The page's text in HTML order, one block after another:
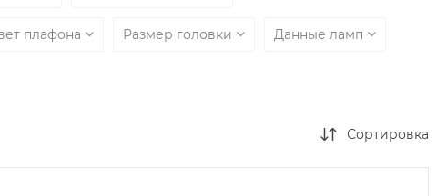
плафона Размер головки Данные ламп
Сортировка